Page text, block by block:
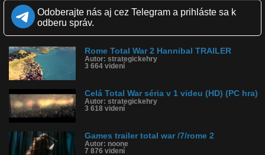
Zverejnené: 3.10.2012 17:56
Páči sa: 100% (5 hlasov)
Obľúbené: 1
Komentárov: 4
Kategória: reklamy
Tagy: rome 2, total war, pc hra
História sledovanosti videa:
Odoberajte nás aj cez Telegram a prihláste sa k
odberu správ.
Rome Total War 2 Hannibal TRAILER
Autor: strategickehry
3 664 videní
Celá Total War séria v 1 videu (HD) (PC hra)
Autor: strategickehry
3 618 videní
Games trailer total war /7/rome 2
Autor: noone
7 876 videní